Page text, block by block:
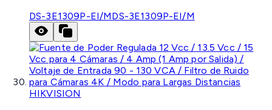
DS-3E1309P-EI/MDS-3E1309P-EI/M
HIKVISION